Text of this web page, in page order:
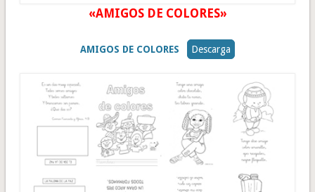
«AMIGOS DE COLORES»
AMIGOS DE COLORES Descarga